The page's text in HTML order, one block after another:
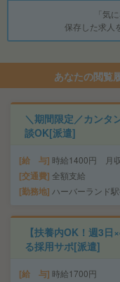
「気
保存した求人
あなたの閲覧
＼期間限定／カンタ
談OK[派遣]
給 与 時給1400円 月
交通費 全額支給
勤務地 ハーバーランド
【扶養内OK！週3
る採用サポ[派遣]
給 与 時給1700円